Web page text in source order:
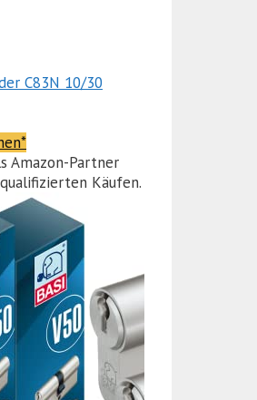
C83N 10/30
Amazon-Partner
Käufen.